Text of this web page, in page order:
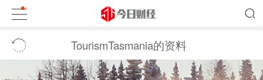
TourismTasmania的资料